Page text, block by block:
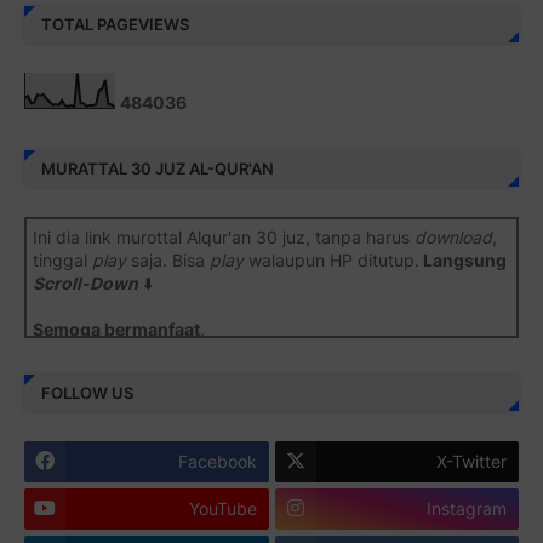
TOTAL PAGEVIEWS
484036
MURATTAL 30 JUZ AL-QUR'AN
Ini dia link murottal Alqur'an 30 juz, tanpa harus download,
tinggal playsaja. Bisa playwalaupun HP ditutup. Langsung
Scroll-Down ⬇️
Semoga bermanfaat
Juz 1 ⇨
Juz 3 ⇨ http://j.mp/2bFSrtF
Juz 4 ⇨ http://j.mp/2b8SXi3
FOLLOW US
Facebook X-Twitter
YouTube Instagram